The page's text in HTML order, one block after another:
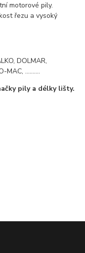
motorové pily.
řezu a vysoký
DOLMAR,
MAC, ..........
pily a délky lišty.